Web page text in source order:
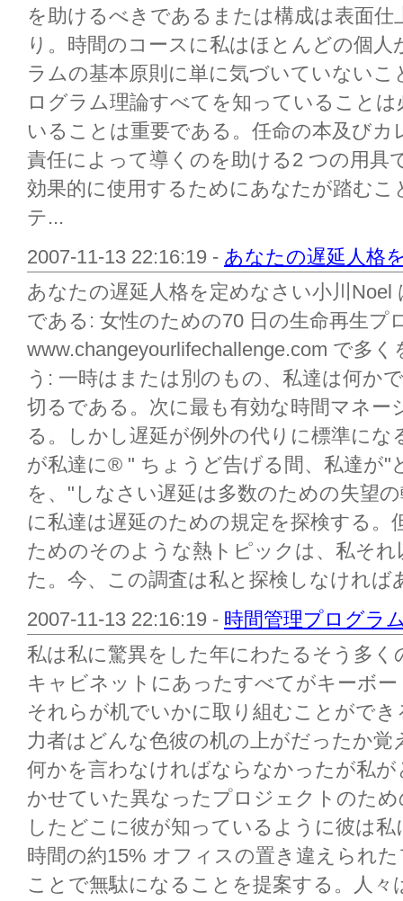
を助けるべきであるまたは構成は表面
り。時間のコースに私はほとんどの個
ラムの基本原則に単に気づいていない
ログラム理論すべてを知っていること
いることは重要である。任命の本及び
責任によって導くのを助ける2 つの用具
効果的に使用するためにあなたが踏む
テ...
2007-11-13 22:16:19 - あなたの遅延人格
あなたの遅延人格を定めなさい小川Noel
である: 女性のための70 日の生命再生プ
www.changeyourlifechallenge.com で多
う: 一時はまたは別のもの、私達は何か
切るである。次に最も有効な時間マネ
る。しかし遅延が例外の代りに標準にな
が私達に® " ちょうど告げる間、私達が"
を、"しなさい遅延は多数のための失望
に私達は遅延のための規定を探検する
ためのそのような熱トピックは、私そ
た。今、この調査は私と探検しなければ
2007-11-13 22:16:19 - 時間管理プログラ
私は私に驚異をした年にわたるそう多
キャビネットにあったすべてがキーボ
それらが机でいかに取り組むことがで
力者はどんな色彼の机の上がだったか
何かを言わなければならなかったが私
かせていた異なったプロジェクトのた
したどこに彼が知っているように彼は
時間の約15% オフィスの置き違えられ
ことで無駄になることを提案する。人